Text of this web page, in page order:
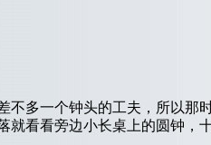
多一个钟头的工夫，所以那
看看旁边小长桌上的圆钟，